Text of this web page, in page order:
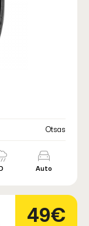
Otsas
D Auto
49€